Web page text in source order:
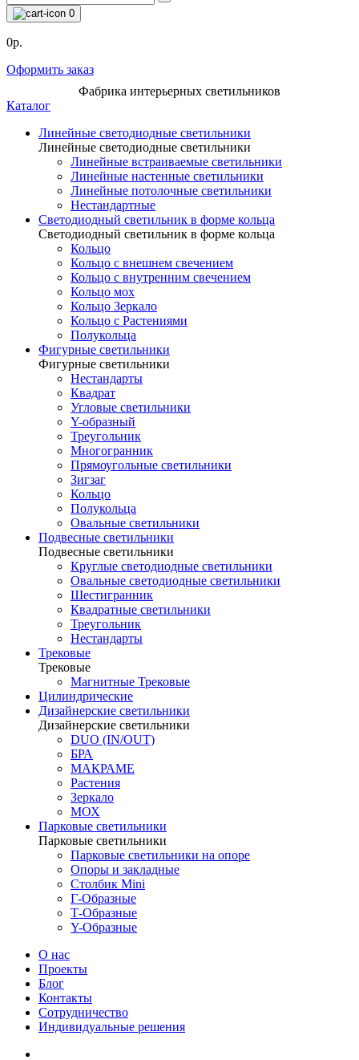
0
0р.
Оформить заказ
Фабрика интерьерных светильников
Каталог
Линейные светодиодные светильники
Линейные светодиодные светильники
Линейные встраиваемые светильники
Линейные настенные светильники
Линейные потолочные светильники
Нестандартные
Светодиодный светильник в форме кольца
Светодиодный светильник в форме кольца
Кольцо
Кольцо с внешнем свечением
Кольцо с внутренним свечением
Кольцо мох
Кольцо Зеркало
Кольцо с Растениями
Полукольца
Фигурные светильники
Фигурные светильники
Нестандарты
Квадрат
Угловые светильники
Y-образный
Треугольник
Многогранник
Прямоугольные светильники
Зигзаг
Кольцо
Полукольца
Овальные светильники
Подвесные светильники
Подвесные светильники
Круглые светодиодные светильники
Овальные светодиодные светильники
Шестигранник
Квадратные светильники
Треугольник
Нестандарты
Трековые
Трековые
Магнитные Трековые
Цилиндрические
Дизайнерские светильники
Дизайнерские светильники
DUO (IN/OUT)
БРА
МАКРАМЕ
Растения
Зеркало
МОХ
Парковые светильники
Парковые светильники
Парковые светильники на опоре
Опоры и закладные
Столбик Mini
Г-Образные
Т-Образные
Y-Образные
О нас
Проекты
Блог
Контакты
Сотрудничество
Индивидуальные решения